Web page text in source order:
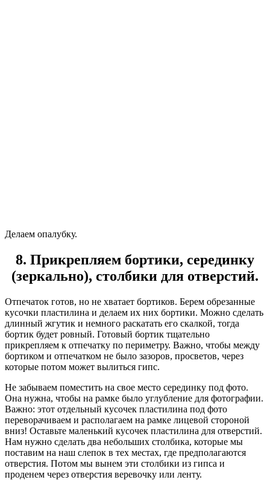
Делаем опалубку.
8. Прикрепляем бортики, серединку
(зеркально), столбики для отверстий.
Отпечаток готов, но не хватает бортиков. Берем обрезанные
кусочки пластилина и делаем их них бортики. Можно сделать
длинный жгутик и немного раскатать его скалкой, тогда
бортик будет ровный. Готовый бортик тщательно
прикрепляем к отпечатку по периметру. Важно, чтобы между
бортиком и отпечатком не было зазоров, просветов, через
которые потом может вылиться гипс.
Не забываем поместить на свое место серединку под фото.
Она нужна, чтобы на рамке было углубление для фотографии.
Важно: этот отдельный кусочек пластилина под фото
переворачиваем и располагаем на рамке лицевой стороной
вниз! Оставьте маленький кусочек пластилина для отверстий.
Нам нужно сделать два небольших столбика, которые мы
поставим на наш слепок в тех местах, где предполагаются
отверстия. Потом мы вынем эти столбики из гипса и
проденем через отверстия веревочку или ленту.